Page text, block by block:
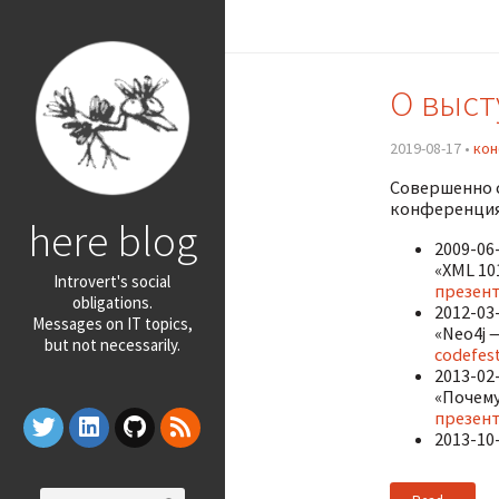
here blog
Introvert's social
obligations.
Messages on IT topics,
but not necessarily.
О
2019-08-17 •
Совершенно
2009-
«XML
2012-
«Neo4j
2013-
2013-